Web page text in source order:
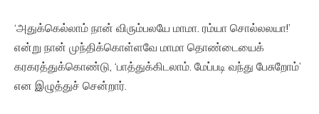
‘அதுக்கெல்லாம் நான் விரும்பலயே மாமா. ரம்யா சொல்லலயா!’
என்று நான் முந்திக்கொள்ளவே மாமா தொண்டையைக்
கரகரத்துக்கொண்டு, ‘பாத்துக்கிடலாம். மேப்படி வந்து பேசுறோம்’
என இழுத்துச் சென்றார்.